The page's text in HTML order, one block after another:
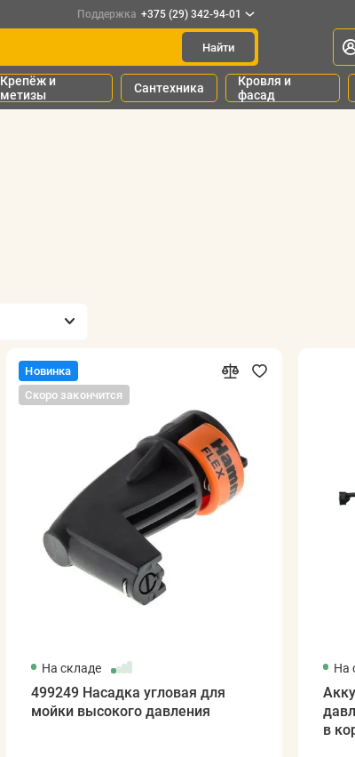
Поддержка +375 (29) 342-94-01
Найти
Крепёж и
метизы
Сантехника
Кровля и
фасад
Новинка
Скоро закончится
На складе
499249 Насадка угловая для
мойки высокого давления
На
в